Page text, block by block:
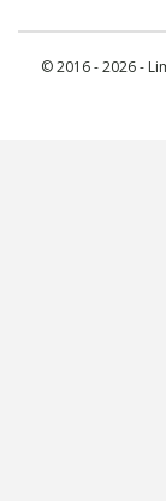
© 2016 - 2026 -